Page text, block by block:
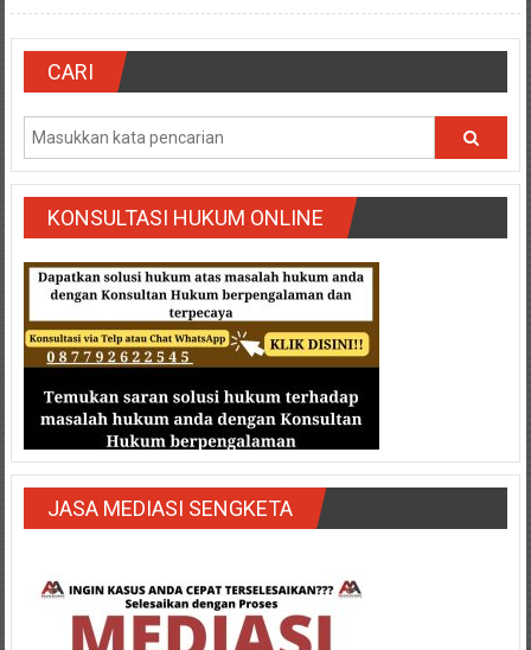
Lampung
Timur/Lampung/
Jambi/
Medan/
Aceh/
Damasyaraya/
Solok/
Padang
Selatan/Padang
barat/
Padang
Utara/
Kota
Padang/
Barat/
Pariaman/
Bukittinggi/
panjang/
Kayutanam/
CARI
KONSULTASI HUKUM ONLINE
JASA MEDIASI SENGKETA